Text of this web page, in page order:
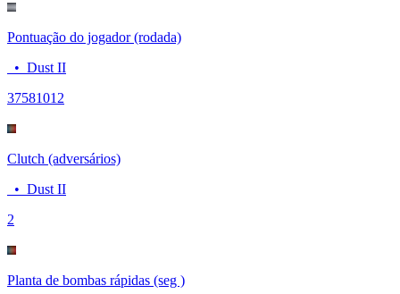
Pontuação do jogador (rodada)
• Dust II
37581012
Clutch (adversários)
• Dust II
2
Planta de bombas rápidas (seg )